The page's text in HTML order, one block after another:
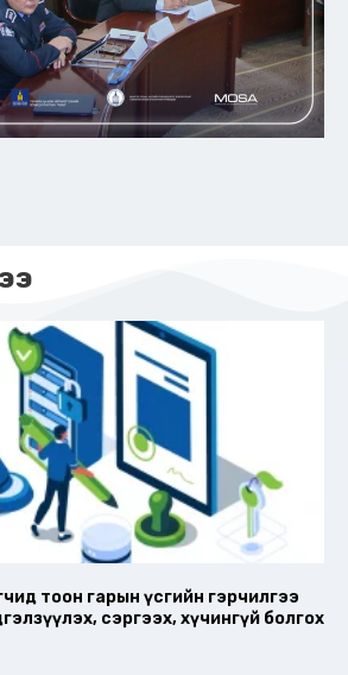
тоон гарын үсгийн гэрчилгээ
сэргээх, хүчингүй болгох